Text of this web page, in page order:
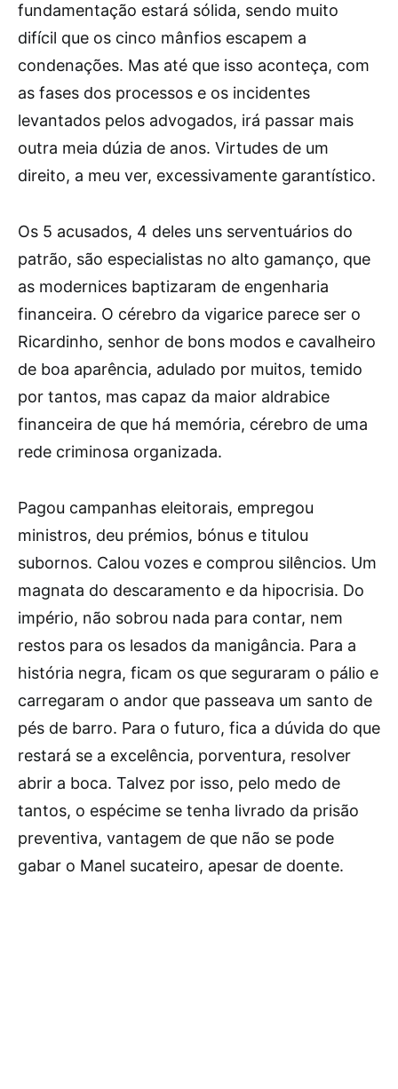
fundamentação estará sólida, sendo muito
difícil que os cinco mânfios escapem a
condenações. Mas até que isso aconteça, com
as fases dos processos e os incidentes
levantados pelos advogados, irá passar mais
outra meia dúzia de anos. Virtudes de um
direito, a meu ver, excessivamente garantístico.
Os 5 acusados, 4 deles uns serventuários do
patrão, são especialistas no alto gamanço, que
as modernices baptizaram de engenharia
financeira. O cérebro da vigarice parece ser o
Ricardinho, senhor de bons modos e cavalheiro
de boa aparência, adulado por muitos, temido
por tantos, mas capaz da maior aldrabice
financeira de que há memória, cérebro de uma
rede criminosa organizada.
Pagou campanhas eleitorais, empregou
ministros, deu prémios, bónus e titulou
subornos. Calou vozes e comprou silêncios. Um
magnata do descaramento e da hipocrisia. Do
império, não sobrou nada para contar, nem
restos para os lesados da manigância. Para a
história negra, ficam os que seguraram o pálio e
carregaram o andor que passeava um santo de
pés de barro. Para o futuro, fica a dúvida do que
restará se a excelência, porventura, resolver
abrir a boca. Talvez por isso, pelo medo de
tantos, o espécime se tenha livrado da prisão
preventiva, vantagem de que não se pode
gabar o Manel sucateiro, apesar de doente.